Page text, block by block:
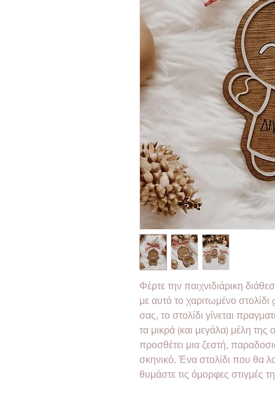
Φέρτε την παιχνιδιάρικη
με αυτό το χαριτωμένο
σας, το στολίδι γίνεται
τα μικρά (και μεγάλα) μέλη της
προσθέτει μια ζεστή,
σκηνικό. Ένα στολίδι που θα
θυμάστε τις όμορφες στιγμές